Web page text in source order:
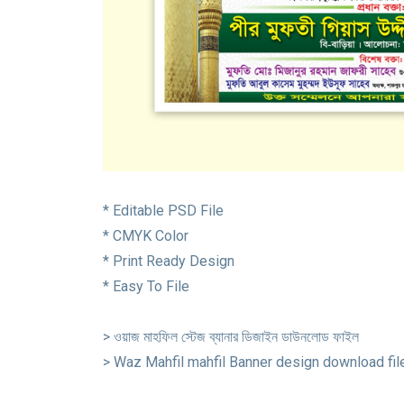
* Editable PSD File
* CMYK Color
* Print Ready Design
* Easy To File
> ওয়াজ মাহফিল স্টেজ ব্যানার ডিজাইন ডাউনলোড ফাইল
> Waz Mahfil mahfil Banner design download